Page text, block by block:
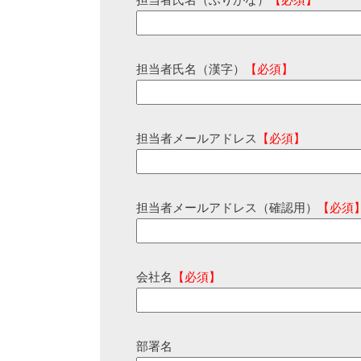
担当者氏名（漢字） 【必須】
担当者メールアドレス 【必須】
担当者メールアドレス（確認用） 【必須
会社名 【必須】
部署名